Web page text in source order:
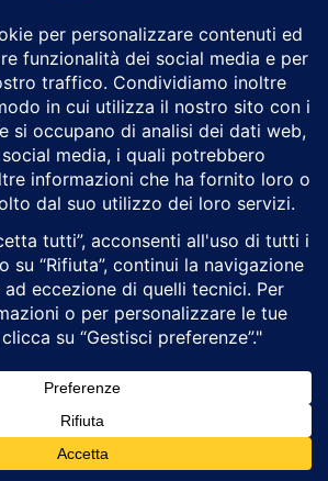
droni di mare contro l’Iran.
della guerra navale
Pinzi
superficie statunitensi contro il porto
rappresentano una svolta storica nella
segnando la...